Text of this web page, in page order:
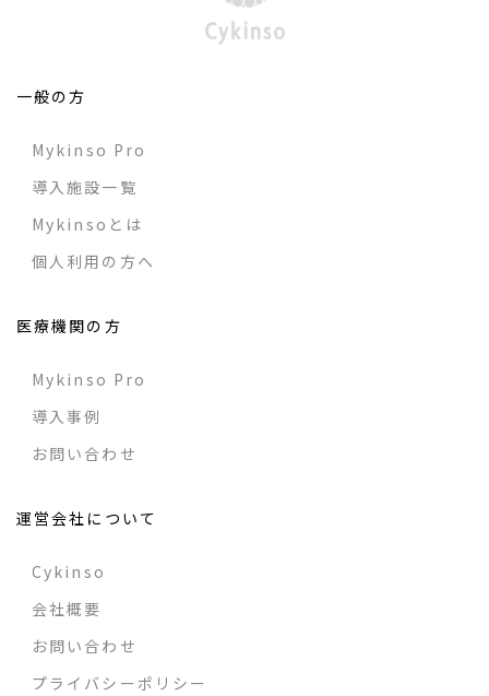
一般の方
Mykinso Pro
導入施設一覧
Mykinsoとは
個人利用の方へ
医療機関の方
Mykinso Pro
導入事例
お問い合わせ
運営会社について
Cykinso
会社概要
お問い合わせ
プライバシーポリシー